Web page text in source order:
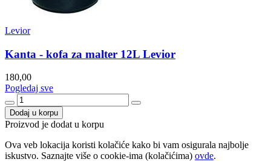
Levior
Kanta - kofa za malter 12L Levior
180,00
Pogledaj sve
Dodaj u korpu
Proizvod je dodat u korpu
Ova veb lokacija koristi kolačiće kako bi vam osigurala najbolje
iskustvo. Saznajte više o cookie-ima (kolačićima) ovde.